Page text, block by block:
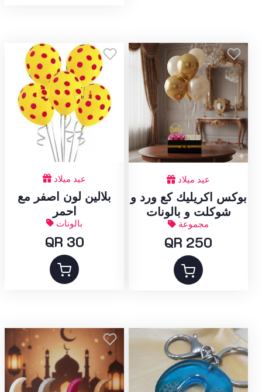
عيد ميلاد
بلالين لون اصفر مع
احمر
بالونات
QR 30
عيد ميلاد
بوكس اكريليك كع ورد و
شوكلت و بالونات
مجموعة
QR 250